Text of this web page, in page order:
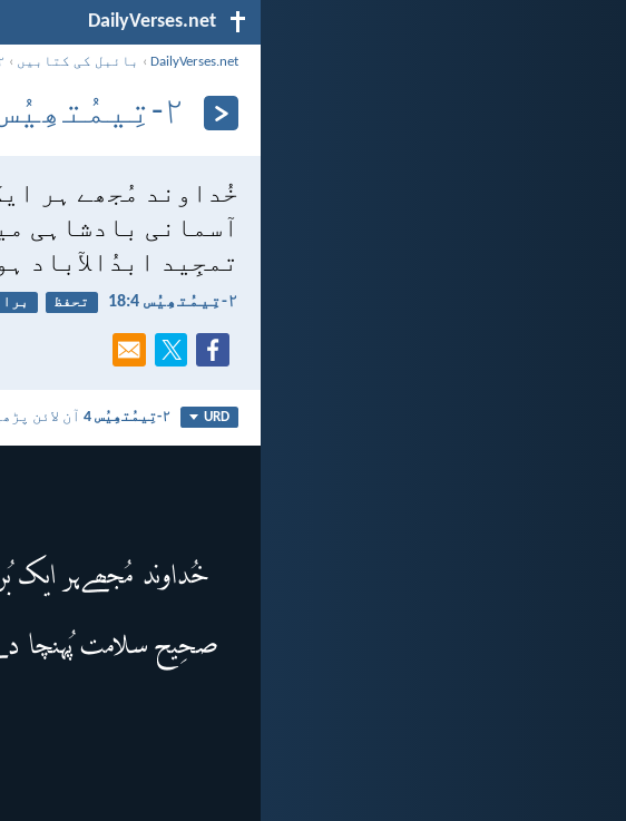
DailyVerses.net
DailyVerses.net
› بائبل کی کتابیں › ۲-
۲-تِیمُتھِیُس 4:‏18
خُداوند مُجھے ہر
آسمانی بادشاہی
تمجِید ابدُالآباد
۲-تِیمُتھِیُس 4:‏18 تحفظ
URD ۲-تِیمُتھِیُس 4 آن لائن